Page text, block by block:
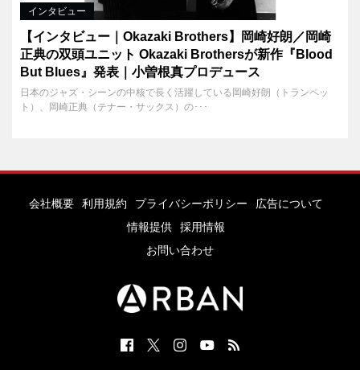
インタビュー
【インタビュー｜Okazaki Brothers】岡崎好朗／岡崎
正典の双頭ユニット Okazaki Brothersが新作『Blood
But Blues』発表｜小曽根真プロデュース
日本のジャズ・シーンの中核で長く活躍している岡崎好朗（トランペッ
ト）、岡崎正典（テナー・サックス）の･･･
会社概要 利用規約 プライバシーポリシー
広告について
情報提供
採用情報
お問い合わせ